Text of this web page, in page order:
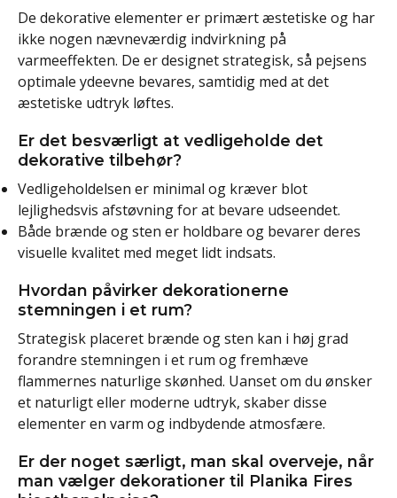
De dekorative elementer er primært æstetiske og har
ikke nogen nævneværdig indvirkning på
varmeeffekten. De er designet strategisk, så pejsens
optimale ydeevne bevares, samtidig med at det
æstetiske udtryk løftes.
Er det besværligt at vedligeholde det
dekorative tilbehør?
Vedligeholdelsen er minimal og kræver blot
lejlighedsvis afstøvning for at bevare udseendet.
Både brænde og sten er holdbare og bevarer deres
visuelle kvalitet med meget lidt indsats.
Hvordan påvirker dekorationerne
stemningen i et rum?
Strategisk placeret brænde og sten kan i høj grad
forandre stemningen i et rum og fremhæve
flammernes naturlige skønhed. Uanset om du ønsker
et naturligt eller moderne udtryk, skaber disse
elementer en varm og indbydende atmosfære.
Er der noget særligt, man skal overveje, når
man vælger dekorationer til Planika Fires